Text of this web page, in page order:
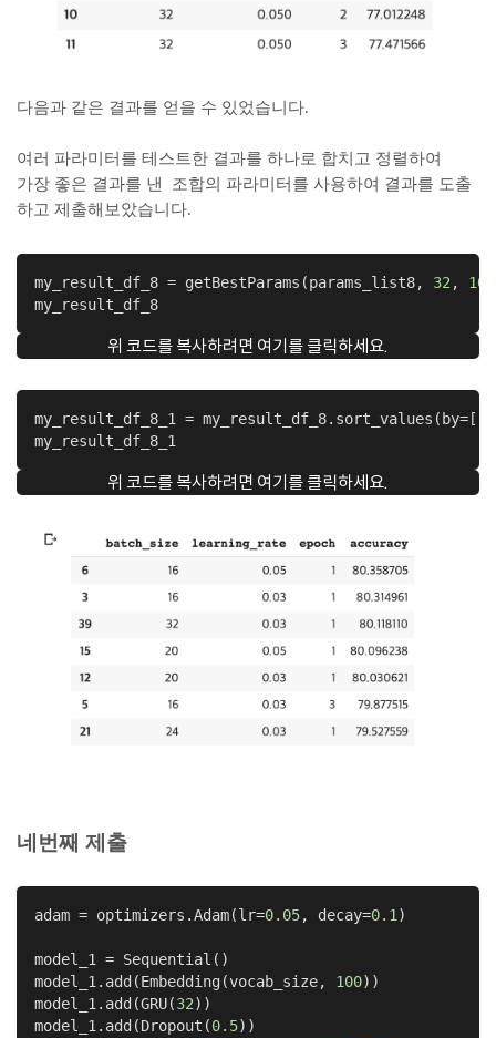
다음과 같은 결과를 얻을 수 있었습니다.
여러 파라미터를 테스트한 결과를 하나로 합치고 정렬하여
가장 좋은 결과를 낸 조합의 파라미터를 사용하여 결과를 도출
하고 제출해보았습니다.
my_result_df_8 = getBestParams(params_list8, 32 , 100
my_result_df_8
위 코드를 복사하려면 여기를 클릭하세요.
my_result_df_8_1 = my_result_df_8.sort_values(by=[
my_result_df_8_1
위 코드를 복사하려면 여기를 클릭하세요.
네번째 제출
adam = optimizers.Adam(lr=0.05, decay=0.1 )
model_1 = Sequential()
model_1.add(Embedding(vocab_size, 100))
model_1.add(GRU(32))
model_1.add(Dropout(0.5))